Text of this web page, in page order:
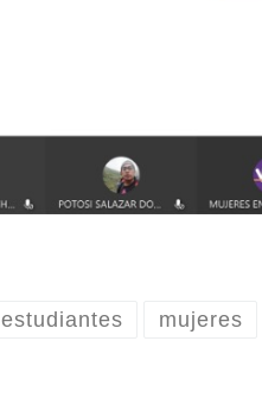
estudiantes mujeres